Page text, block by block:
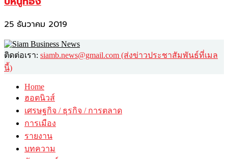
25 ธันวาคม 2019
ติดต่อเรา: siamb.news@gmail.com (ส่งข่าวประชาสัมพันธ์ที่เมล
นี้)
Home
ฮอตนิวส์
เศรษฐกิจ / ธุรกิจ / การตลาด
การเมือง
รายงาน
บทความ